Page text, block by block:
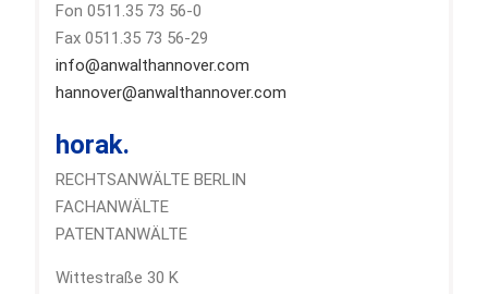
Fon 0511.35 73 56-0
Fax 0511.35 73 56-29
info@anwalthannover.com
hannover@anwalthannover.com
horak.
RECHTSANWÄLTE BERLIN
FACHANWÄLTE
PATENTANWÄLTE
Wittestraße 30 K